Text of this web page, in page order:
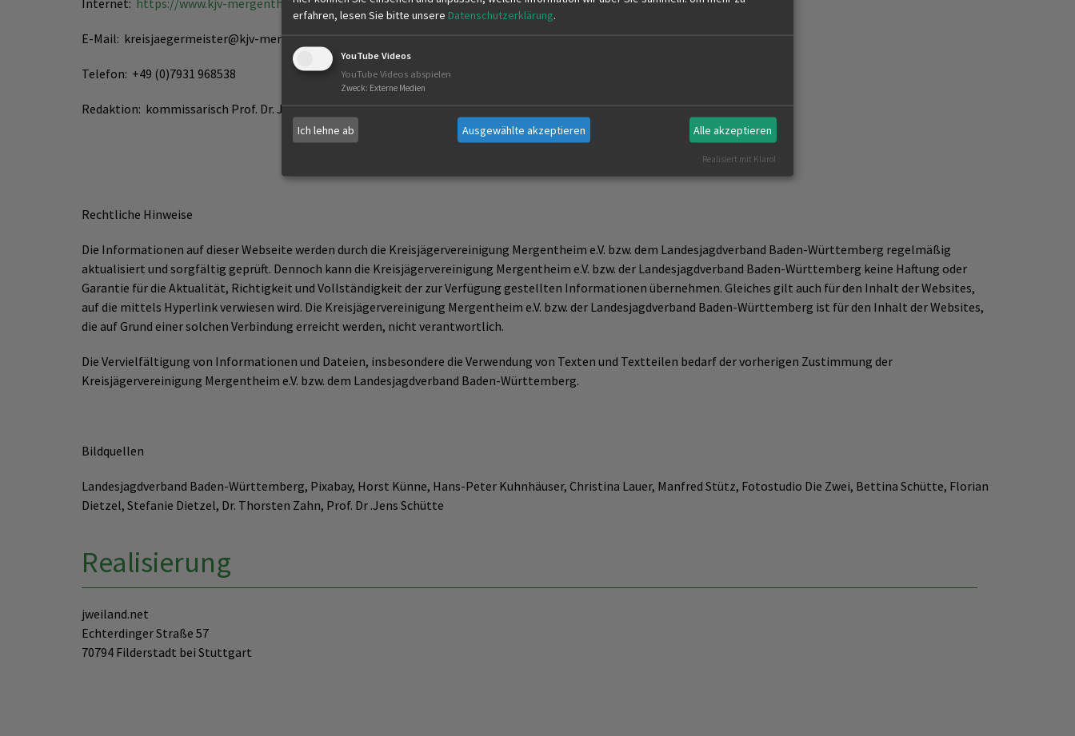
Internet: https://www.kjv-mergentheim.de
E-Mail: kreisjaegermeister@kjv-mergentheim.de
Telefon: +49 (0)7931 968538
Redaktion: kommissarisch Prof. Dr. Jens Schütte
Rechtliche Hinweise
Die Informationen auf dieser Webseite werden durch die Kreisjägervereinigung Mergentheim e.V. bzw. dem Landesjagdverband Baden-Württemberg regelmäßig
aktualisiert und sorgfältig geprüft. Dennoch kann die Kreisjägervereinigung Mergentheim e.V. bzw. der Landesjagdverband Baden-Württemberg keine Haftung oder
Garantie für die Aktualität, Richtigkeit und Vollständigkeit der zur Verfügung gestellten Informationen übernehmen. Gleiches gilt auch für den Inhalt der Websites,
auf die mittels Hyperlink verwiesen wird. Die Kreisjägervereinigung Mergentheim e.V. bzw. der Landesjagdverband Baden-Württemberg ist für den Inhalt der Websites,
die auf Grund einer solchen Verbindung erreicht werden, nicht verantwortlich.
Die Vervielfältigung von Informationen und Dateien, insbesondere die Verwendung von Texten und Textteilen bedarf der vorherigen Zustimmung der
Kreisjägervereinigung Mergentheim e.V. bzw. dem Landesjagdverband Baden-Württemberg.
Bildquellen
Landesjagdverband Baden-Württemberg, Pixabay, Horst Künne, Hans-Peter Kuhnhäuser, Christina Lauer, Manfred Stütz, Fotostudio Die Zwei, Bettina Schütte, Florian
Dietzel, Stefanie Dietzel, Dr. Thorsten Zahn, Prof. Dr .Jens Schütte
Realisierung
jweiland.net
Echterdinger Straße 57
70794 Filderstadt bei Stuttgart
erfahren, lesen Sie bitte unsere Datenschutzerklärung.
YouTube Videos
YouTube Videos abspielen
Zweck: Externe Medien
Ich lehne ab Ausgewählte akzeptieren Alle akzeptieren
Realisiert mit Klaro!